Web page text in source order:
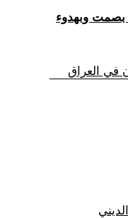
بصمت وبهدوء
في العراق